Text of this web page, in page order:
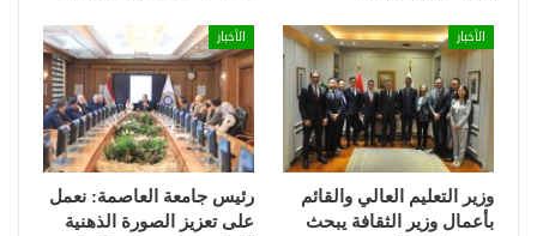
الأخبار
وزير التعليم العالي والقائم
بأعمال وزير الثقافة يبحث
الأخبار
رئيس جامعة العاصمة: نعمل
على تعزيز الصورة الذهنية